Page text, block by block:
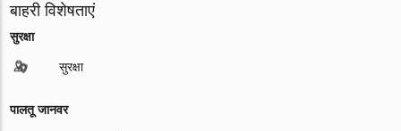
बाहरी विशेषताएं
सुरक्षा
सुरक्षा
पालतू जानवर